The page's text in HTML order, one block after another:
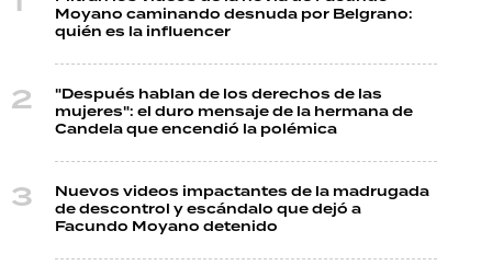
Moyano caminando desnuda por Belgrano:
quién es la influencer
"Después hablan de los derechos de las
mujeres": el duro mensaje de la hermana de
Candela que encendió la polémica
Nuevos videos impactantes de la madrugada
de descontrol y escándalo que dejó a
Facundo Moyano detenido